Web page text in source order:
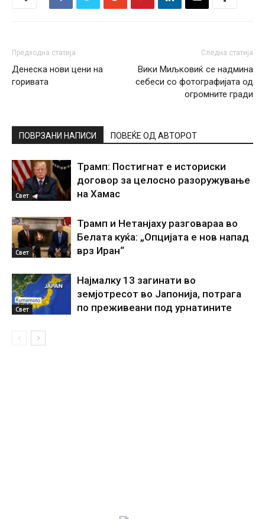
Предходна статија
Денеска нови цени на
горивата
Следна статија
Вики Миљковиќ се надмина
себеси со фотографијата од
огромните гради
ПОВРЗАНИ НАПИСИ ПОВЕЌЕ ОД АВТОРОТ
Свет
Трамп: Постигнат е историски
договор за целосно разоружување
на Хамас
Свет
Трамп и Нетанјаху разговараа во
Белата куќа: „Опцијата е нов напад
врз Иран“
Свет
Најмалку 13 загинати во
земјотресот во Јапонија, потрага
по преживеани под урнатините